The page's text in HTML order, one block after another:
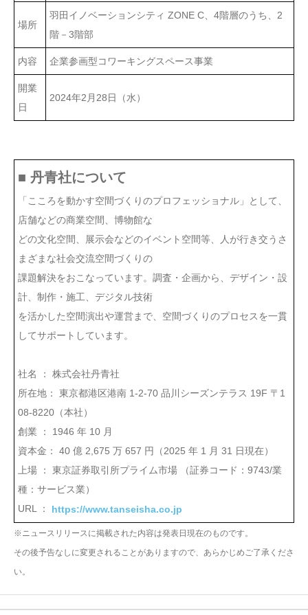
場所
羽田イノベーションシティ ZONE C、4階層のうち、2
階－3階部
内容 企業参画型コワーキングスペース事業
開業
日
2024年2月28日（水）
■ 丹青社について
「こころを動かす空間づくりのプロフェッショナル」として、
店舗などの商業空間、博物館な
どの文化空間、展示会などのイベント空間等、人が行き交うさ
まざまな社会交流空間づくりの
課題解決をおこなっています。調査・企画から、デザイン・設
計、制作・施工、デジタル技術
を活かした空間演出や運営まで、空間づくりのプロセスを一貫
してサポートしています。
社名 ： 株式会社丹青社
所在地： 東京都港区港南 1-2-70 品川シーズンテラス 19F 〒1
08-8220（本社）
創業 ： 1946 年 10 月
資本金： 40 億 2,675 万 657 円（2025 年 1 月 31 日現在）
上場 ： 東京証券取引所プライム市場 （証券コード：9743/業
種：サービス業）
URL ：
https://www.tanseisha.co.jp
※ニュースリリースに掲載された内容は発表日現在のものです。
その後予告なしに変更されることがありますので、あらかじめご了承くださ
い。